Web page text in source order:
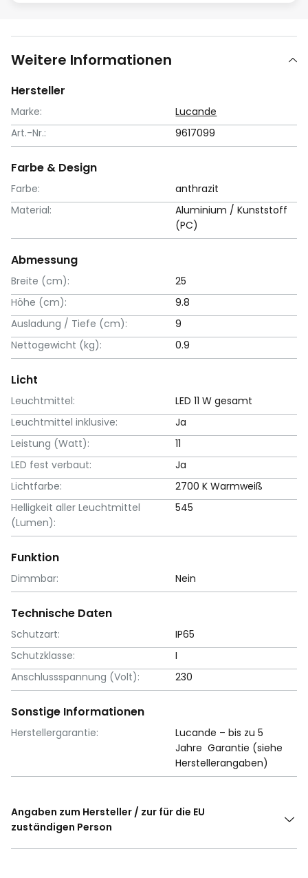
Weitere Informationen
Hersteller
Marke:
Lucande
Art.-Nr.:
9617099
Farbe & Design
Farbe:
anthrazit
Material:
Aluminium / Kunststoff
(PC)
Abmessung
Breite (cm):
25
Höhe (cm):
9.8
Ausladung / Tiefe (cm):
9
Nettogewicht (kg):
0.9
Licht
Leuchtmittel:
LED 11 W gesamt
Leuchtmittel inklusive:
Ja
Leistung (Watt):
11
LED fest verbaut:
Ja
Lichtfarbe:
2700 K Warmweiß
Helligkeit aller Leuchtmittel
(Lumen):
545
Funktion
Dimmbar: Nein
Technische Daten
Schutzart:
IP65
Schutzklasse:
I
Anschlussspannung (Volt):
230
Sonstige Informationen
Herstellergarantie:
Lucande – bis zu 5
Jahre Garantie (siehe
Herstellerangaben)
Angaben zum Hersteller / zur für die EU
zuständigen Person